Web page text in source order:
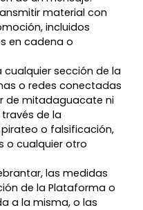
material con
incluidos
en cadena o
sección de la
o redes conectadas
de mitadaguacate ni
de la
o falsificación,
o cualquier otro
las medidas
de la Plataforma o
a la misma, o las